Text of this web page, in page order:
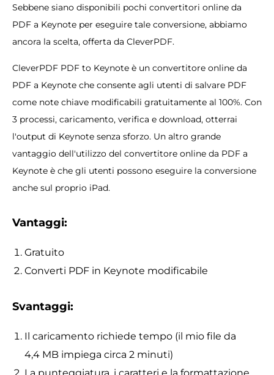
Sebbene siano disponibili pochi convertitori online da
PDF a Keynote per eseguire tale conversione, abbiamo
ancora la scelta, offerta da CleverPDF.
CleverPDF PDF to Keynote è un convertitore online da
PDF a Keynote che consente agli utenti di salvare PDF
come note chiave modificabili gratuitamente al 100%. Con
3 processi, caricamento, verifica e download, otterrai
l'output di Keynote senza sforzo. Un altro grande
vantaggio dell'utilizzo del convertitore online da PDF a
Keynote è che gli utenti possono eseguire la conversione
anche sul proprio iPad.
Vantaggi:
Gratuito
Converti PDF in Keynote modificabile
Svantaggi:
Il caricamento richiede tempo (il mio file da
4,4 MB impiega circa 2 minuti)